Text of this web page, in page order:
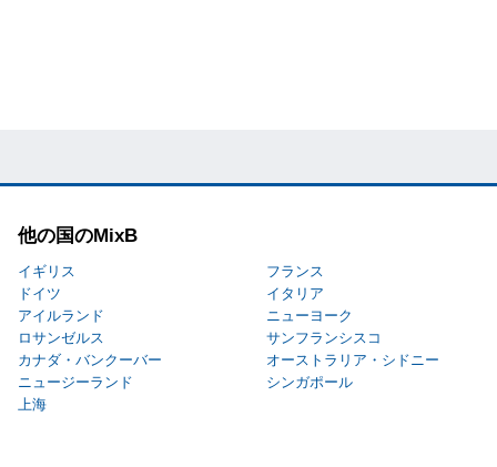
他の国のMixB
イギリス
フランス
ドイツ
イタリア
アイルランド
ニューヨーク
ロサンゼルス
サンフランシスコ
カナダ・バンクーバー
オーストラリア・シドニー
ニュージーランド
シンガポール
上海